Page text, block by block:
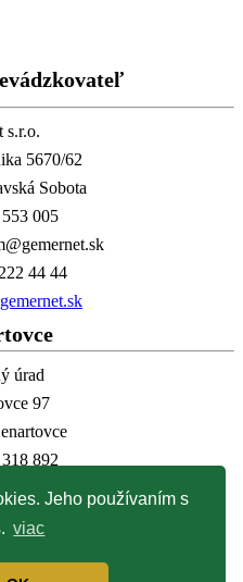
Jeho používaním s
viac
s.r.o.
5670/62
Sobota
005
44 44
úrad
97
892